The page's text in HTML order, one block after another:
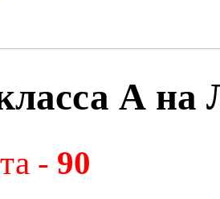
А на
- 90